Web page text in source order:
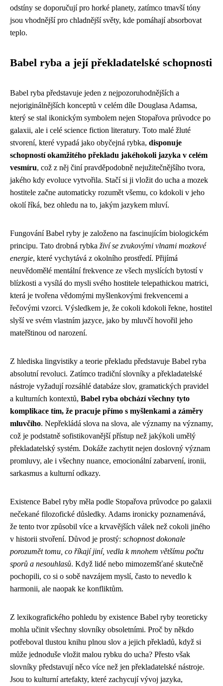
odstíny se doporučují pro horké planety, zatímco tmavší tóny
jsou vhodnější pro chladnější světy, kde pomáhají absorbovat
teplo.
Babel ryba a její překladatelské schopnosti
Babel ryba představuje jeden z nejpozoruhodnějších a
nejoriginálnějších konceptů v celém díle Douglasa Adamsa,
který se stal ikonickým symbolem nejen Stopařova průvodce po
galaxii, ale i celé science fiction literatury. Toto malé žluté
stvorení, které vypadá jako obyčejná rybka, disponuje
schopností okamžitého překladu jakéhokoli jazyka v celém
vesmíru, což z něj činí pravděpodobně nejužitečnějšího tvora,
jakého kdy evoluce vytvořila. Stačí si ji vložit do ucha a mozek
hostitele začne automaticky rozumět všemu, co kdokoli v jeho
okolí říká, bez ohledu na to, jakým jazykem mluví.
Fungování Babel ryby je založeno na fascinujícím biologickém
principu. Tato drobná rybka živí se zvukovými vlnami mozkové
energie, které vychytává z okolního prostředí. Přijímá
neuvědomělé mentální frekvence ze všech myslících bytostí v
blízkosti a vysílá do mysli svého hostitele telepathickou matrici,
která je tvořena vědomými myšlenkovými frekvencemi a
řečovými vzorci. Výsledkem je, že cokoli kdokoli řekne, hostitel
slyší ve svém vlastním jazyce, jako by mluvčí hovořil jeho
mateřštinou od narození.
Z hlediska lingvistiky a teorie překladu představuje Babel ryba
absolutní revoluci. Zatímco tradiční slovníky a překladatelské
nástroje vyžadují rozsáhlé databáze slov, gramatických pravidel
a kulturních kontextů, Babel ryba obchází všechny tyto
komplikace tím, že pracuje přímo s myšlenkami a záměry
mluvčího. Nepřekládá slova na slova, ale významy na významy,
což je podstatně sofistikovanější přístup než jakýkoli umělý
překladatelský systém. Dokáže zachytit nejen doslovný význam
promluvy, ale i všechny nuance, emocionální zabarvení, ironii,
sarkasmus a kulturní odkazy.
Existence Babel ryby měla podle Stopařova průvodce po galaxii
nečekané filozofické důsledky. Adams ironicky poznamenává,
že tento tvor způsobil více a krvavějších válek než cokoli jiného
v historii stvoření. Důvod je prostý: schopnost dokonale
porozumět tomu, co říkají jiní, vedla k mnohem většímu počtu
sporů a nesouhlasů. Když lidé nebo mimozemšťané skutečně
pochopili, co si o sobě navzájem myslí, často to nevedlo k
harmonii, ale naopak ke konfliktům.
Z lexikografického pohledu by existence Babel ryby teoreticky
mohla učinit všechny slovníky obsoletními. Proč by někdo
potřeboval tlustou knihu plnou slov a jejich překladů, když si
může jednoduše vložit malou rybku do ucha? Přesto však
slovníky představují něco více než jen překladatelské nástroje.
Jsou to kulturní artefakty, které zachycují vývoj jazyka,